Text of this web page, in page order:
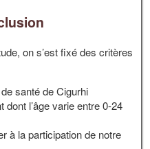
on s’est fixé des critères
santé de Cigurhi
l’âge varie entre 0-24
à la participation de notre